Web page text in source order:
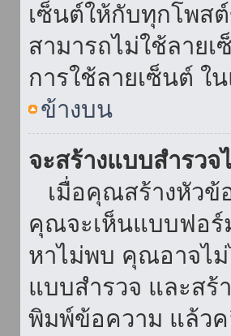
เซ็นต์ให้กับทุกโพส
สามารถไม่ใช้ลาย
การใช้ลายเซ็นต์ ใ
ข้างบน
จะสร้างแบบสำรวจ
เมื่อคุณสร้างหัวข้
คุณจะเห็นแบบฟอร์
หาไม่พบ คุณอาจไ
แบบสำรวจ และสร้
พิมพ์ข้อความ แล้วค